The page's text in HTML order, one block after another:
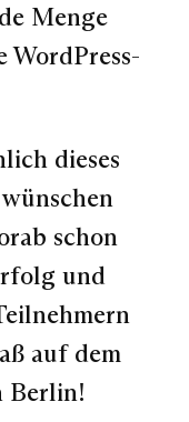
Menge
WordPress-
dieses
schon
und
auf dem
Berlin!